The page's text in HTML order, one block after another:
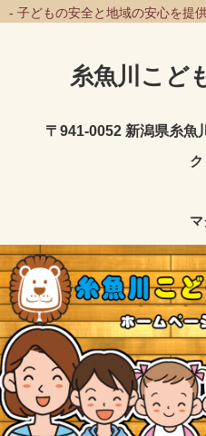
- 子どもの安全と地域の安心を提
糸魚川こど
〒941-0052 新潟県糸魚